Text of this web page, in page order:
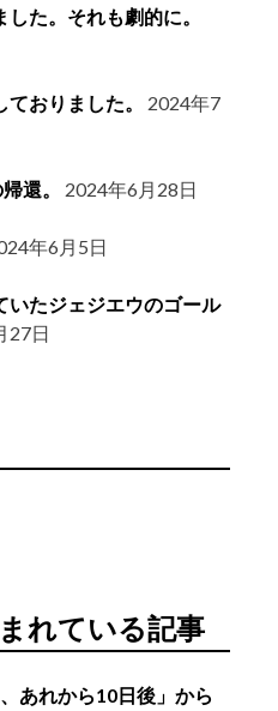
た。それも劇的に。
おりました。
2024年7
還。 2024年6月28日
年6月5日
いたジェジエウのゴール
27日
れている記事
あれから10日後」から